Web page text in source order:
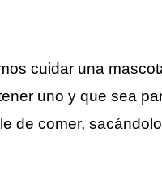
cuidar una
uno y que sea
de comer,